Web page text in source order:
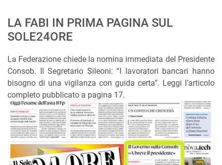
LA FABI IN PRIMA PAGINA SUL
SOLE24ORE
La Federazione chiede la nomina immediata del Presidente
Consob. Il Segretario Sileoni: “I lavoratori bancari hanno
bisogno di una vigilanza con guida certa”. Leggi l’articolo
completo pubblicato a pagina 17.